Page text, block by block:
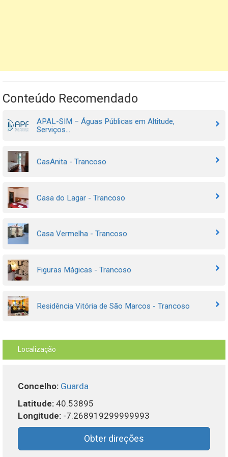
Conteúdo Recomendado
APAL-SIM – Águas Públicas em Altitude,
Serviços...
CasAnita - Trancoso
Casa do Lagar - Trancoso
Casa Vermelha - Trancoso
Figuras Mágicas - Trancoso
Residência Vitória de São Marcos - Trancoso
Localização
Concelho: Guarda
Latitude: 40.53895
Longitude: -7.268919299999993
Obter direções